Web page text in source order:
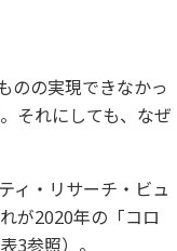
のの実現できなかっ
それにしても、なぜ
ィ・リサーチ・ビュ
が2020年の「コロ
3参照）。